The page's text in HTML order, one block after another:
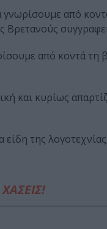
από
Βρετανούς
από κοντά τη
και κυρίως
της